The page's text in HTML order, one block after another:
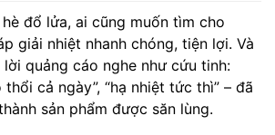
đổ lửa, ai cũng muốn tìm cho
giải nhiệt nhanh chóng, tiện lợi. Và
quảng cáo nghe như cứu tinh:
thổi cả ngày”, “hạ nhiệt tức thì” – đã
sản phẩm được săn lùng.